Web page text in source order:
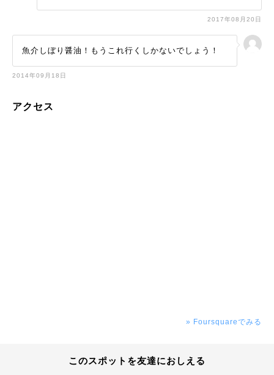
2017年08月20日
魚介しぼり醤油！もうこれ行くしかないでしょう！
2014年09月18日
アクセス
» Foursquareでみる
このスポットを友達におしえる